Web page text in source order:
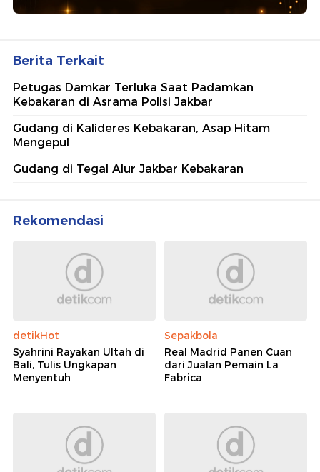
Berita Terkait
Petugas Damkar Terluka Saat Padamkan
Kebakaran di Asrama Polisi Jakbar
Gudang di Kalideres Kebakaran, Asap Hitam
Mengepul
Gudang di Tegal Alur Jakbar Kebakaran
Rekomendasi
detikHot
Syahrini Rayakan Ultah di
Bali, Tulis Ungkapan
Menyentuh
Sepakbola
Real Madrid Panen Cuan
dari Jualan Pemain La
Fabrica